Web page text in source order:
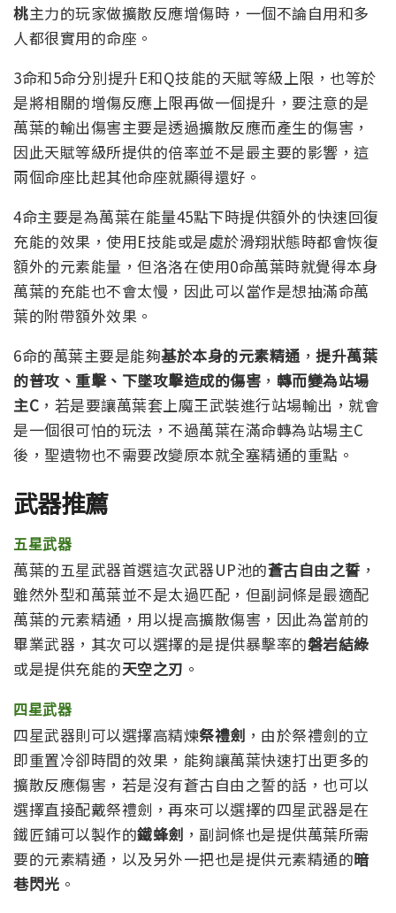
桃主力的玩家做擴散反應增傷時，一個不論自用和多
人都很實用的命座。
3命和5命分別提升E和Q技能的天賦等級上限，也等於
是將相關的增傷反應上限再做一個提升，要注意的是
萬葉的輸出傷害主要是透過擴散反應而產生的傷害，
因此天賦等級所提供的倍率並不是最主要的影響，這
兩個命座比起其他命座就顯得還好。
4命主要是為萬葉在能量45點下時提供額外的快速回復
充能的效果，使用E技能或是處於滑翔狀態時都會恢復
額外的元素能量，但洛洛在使用0命萬葉時就覺得本身
萬葉的充能也不會太慢，因此可以當作是想抽滿命萬
葉的附帶額外效果。
6命的萬葉主要是能夠基於本身的元素精通 ， 提升萬葉
的普攻、重擊、下墜攻擊造成的傷害 ， 轉而變為站場
主C ，若是要讓萬葉套上魔王武裝進行站場輸出，就會
是一個很可怕的玩法，不過萬葉在滿命轉為站場主C
後，聖遺物也不需要改變原本就全塞精通的重點。
武器推薦
五星武器
萬葉的五星武器首選這次武器UP池的蒼古自由之誓 ，
雖然外型和萬葉並不是太過匹配，但副詞條是最適配
萬葉的元素精通，用以提高擴散傷害，因此為當前的
畢業武器，其次可以選擇的是提供暴擊率的磐岩結綠
或是提供充能的天空之刃 。
四星武器
四星武器則可以選擇高精煉祭禮劍 ，由於祭禮劍的立
即重置冷卻時間的效果，能夠讓萬葉快速打出更多的
擴散反應傷害，若是沒有蒼古自由之誓的話，也可以
選擇直接配戴祭禮劍，再來可以選擇的四星武器是在
鐵匠鋪可以製作的鐵蜂劍 ，副詞條也是提供萬葉所需
要的元素精通，以及另外一把也是提供元素精通的暗
巷閃光 。